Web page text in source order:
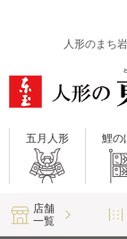
人形のまち
五月人形 鯉の
店舗
一覧